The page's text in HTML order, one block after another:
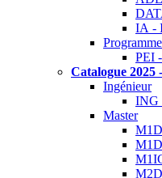
IA -
PEI
Catalogue 2025
Ingénieur
ING
Master